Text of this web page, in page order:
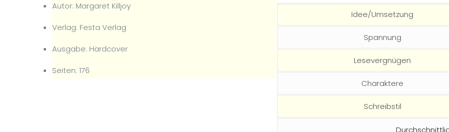
Autor: Margaret Killjoy
Verlag: Festa Verlag
Ausgabe: Hardcover
Seiten: 176
Idee/Umsetzung
Spannung
Lesevergnügen
Charaktere
Schreibstil